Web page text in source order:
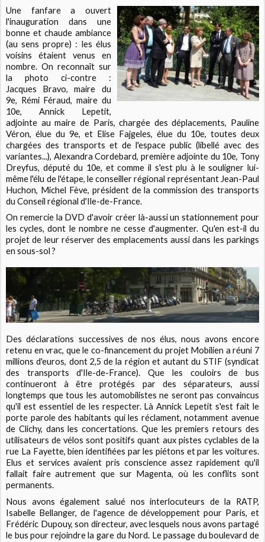
Une fanfare a ouvert
l'inauguration dans une
bonne et chaude ambiance
(au sens propre) : les élus
voisins étaient venus en
nombre. On reconnaît sur
la photo ci-contre :
Jacques Bravo, maire du
9e, Rémi Féraud, maire du
10e, Annick Lepetit,
adjointe au maire de Paris, chargée des déplacements, Pauline
Véron, élue du 9e, et Elise Fajgeles, élue du 10e, toutes deux
chargées des transports et de l'espace public (libellé avec des
variantes...), Alexandra Cordebard, première adjointe du 10e, Tony
Dreyfus, député du 10e, et comme il s'est plu à le souligner lui-
même l'élu de l'étape, le conseiller régional représentant Jean-Paul
Huchon, Michel Fève, président de la commission des transports
du Conseil régional d'Ile-de-France.
On remercie la DVD d'avoir créer là-aussi un stationnement pour
les cycles, dont le nombre ne cesse d'augmenter. Qu'en est-il du
projet de leur réserver des emplacements aussi dans les parkings
en sous-sol ?
Des déclarations successives de nos élus, nous avons encore
retenu en vrac, que le co-financement du projet Mobilien a réuni 7
millions d'euros, dont 2,5 de la région et autant du STIF (syndicat
des transports d'Ile-de-France). Que les couloirs de bus
continueront à être protégés par des séparateurs, aussi
longtemps que tous les automobilistes ne seront pas convaincus
qu'il est essentiel de les respecter. Là Annick Lepetit s'est fait le
porte parole des habitants qui les réclament, notamment avenue
de Clichy, dans les concertations. Que les premiers retours des
utilisateurs de vélos sont positifs quant aux pistes cyclables de la
rue La Fayette, bien identifiées par les piétons et par les voitures.
Elus et services avaient pris conscience assez rapidement qu'il
fallait faire autrement que sur Magenta, où les conflits sont
permanents.
Nous avons également salué nos interlocuteurs de la RATP,
Isabelle Bellanger, de l'agence de développement pour Paris, et
Frédéric Dupouy, son directeur, avec lesquels nous avons partagé
le bus pour rejoindre la gare du Nord. Le passage du boulevard de